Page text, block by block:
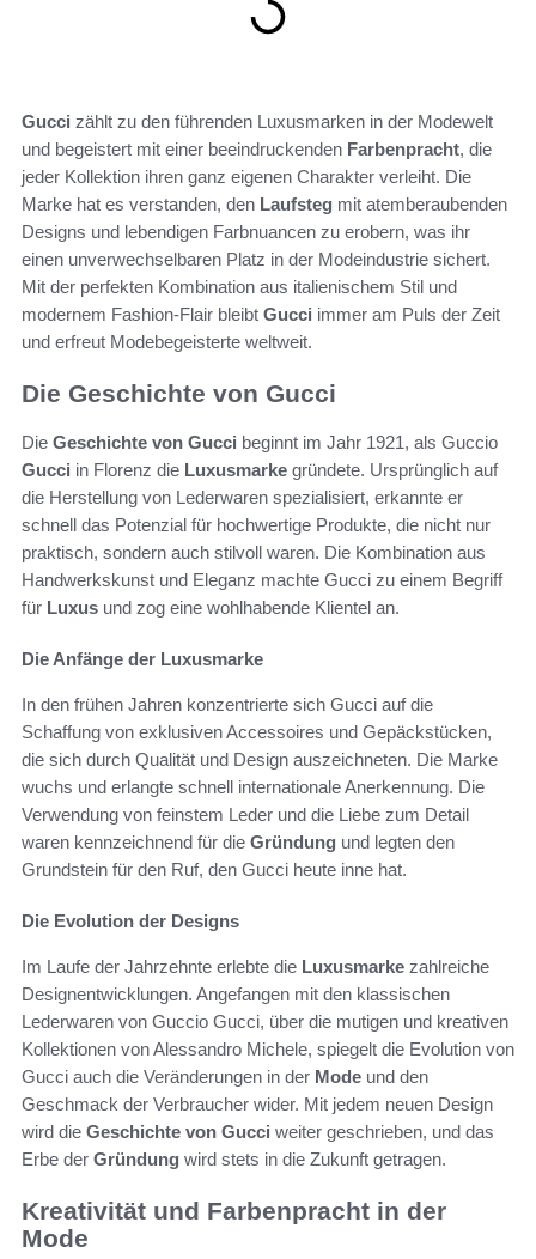
Gucci zählt zu den führenden Luxusmarken in der Modewelt
und begeistert mit einer beeindruckenden Farbenpracht, die
jeder Kollektion ihren ganz eigenen Charakter verleiht. Die
Marke hat es verstanden, den Laufsteg mit atemberaubenden
Designs und lebendigen Farbnuancen zu erobern, was ihr
einen unverwechselbaren Platz in der Modeindustrie sichert.
Mit der perfekten Kombination aus italienischem Stil und
modernem Fashion-Flair bleibt Gucci immer am Puls der Zeit
und erfreut Modebegeisterte weltweit.
Die Geschichte von Gucci
Die Geschichte von Gucci beginnt im Jahr 1921, als Guccio
Gucci in Florenz die Luxusmarke gründete. Ursprünglich auf
die Herstellung von Lederwaren spezialisiert, erkannte er
schnell das Potenzial für hochwertige Produkte, die nicht nur
praktisch, sondern auch stilvoll waren. Die Kombination aus
Handwerkskunst und Eleganz machte Gucci zu einem Begriff
für Luxus und zog eine wohlhabende Klientel an.
Die Anfänge der Luxusmarke
In den frühen Jahren konzentrierte sich Gucci auf die
Schaffung von exklusiven Accessoires und Gepäckstücken,
die sich durch Qualität und Design auszeichneten. Die Marke
wuchs und erlangte schnell internationale Anerkennung. Die
Verwendung von feinstem Leder und die Liebe zum Detail
waren kennzeichnend für die Gründung und legten den
Grundstein für den Ruf, den Gucci heute inne hat.
Die Evolution der Designs
Im Laufe der Jahrzehnte erlebte die Luxusmarke zahlreiche
Designentwicklungen. Angefangen mit den klassischen
Lederwaren von Guccio Gucci, über die mutigen und kreativen
Kollektionen von Alessandro Michele, spiegelt die Evolution von
Gucci auch die Veränderungen in der Mode und den
Geschmack der Verbraucher wider. Mit jedem neuen Design
wird die Geschichte von Gucci weiter geschrieben, und das
Erbe der Gründung wird stets in die Zukunft getragen.
Kreativität und Farbenpracht in der
Mode